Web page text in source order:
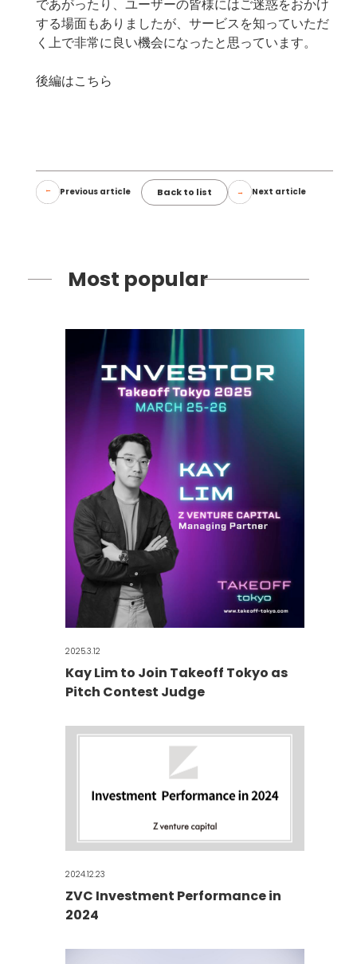
であがったり、ユーザーの皆様にはご迷惑をおかけ
する場面もありましたが、サービスを知っていただ
く上で非常に良い機会になったと思っています。
後編はこちら
Previous article Back to list Next article
Most popular
2025.3.12
Kay Lim to Join Takeoff Tokyo as
Pitch Contest Judge
2024.12.23
ZVC Investment Performance in
2024